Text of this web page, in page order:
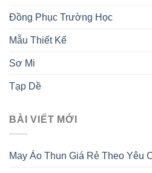
Đồng Phục Trường Học
Mẫu Thiết Kế
Sơ Mi
Tạp Dề
BÀI VIẾT MỚI
May Áo Thun Giá Rẻ Theo Yêu